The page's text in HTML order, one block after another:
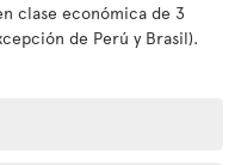
clase económica de 3
de Perú y Brasil).